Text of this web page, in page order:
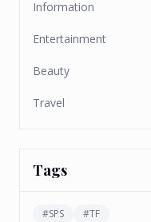
Information
Entertainment
Beauty
Travel
Tags
#SPS #TF